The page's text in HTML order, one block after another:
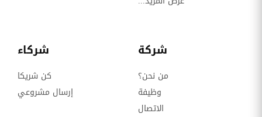
شركة
من نحن؟
وظيفة
الاتصال
شركاء
كن شريكا
إرسال مشروعي